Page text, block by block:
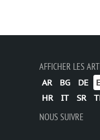
AFFICHER LES
AR BG DE
HR
IT SR
NOUS SUIVRE